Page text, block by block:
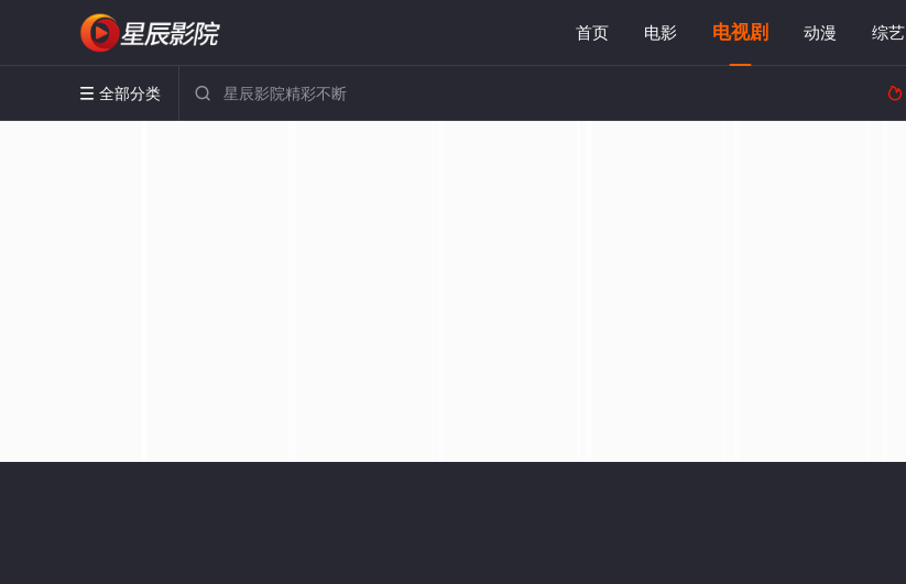
首页 电影 电视剧 动漫 综艺
 全部分类  